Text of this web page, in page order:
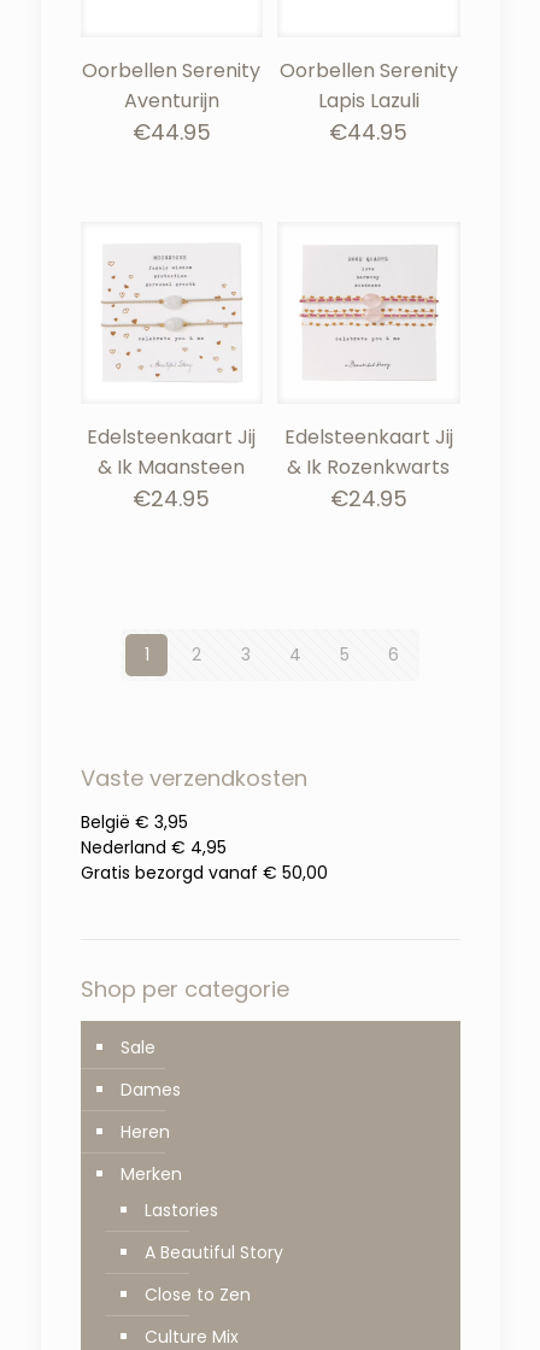
Oorbellen Serenity
Aventurijn
€44.95
Oorbellen Serenity
Lapis Lazuli
€44.95
Edelsteenkaart Jij
& Ik Maansteen
€24.95
Edelsteenkaart Jij
& Ik Rozenkwarts
€24.95
1 2 3 4 5 6
Vaste verzendkosten
België € 3,95
Nederland € 4,95
Gratis bezorgd vanaf € 50,00
Shop per categorie
Sale
Dames
Heren
Merken
Lastories
A Beautiful Story
Close to Zen
Culture Mix